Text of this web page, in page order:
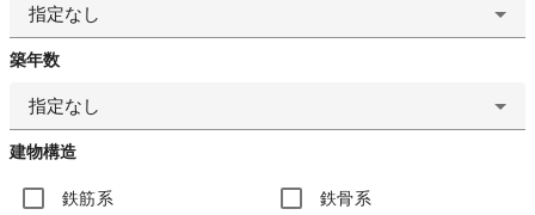
指定なし
築年数
指定なし
建物構造
鉄筋系 鉄骨系